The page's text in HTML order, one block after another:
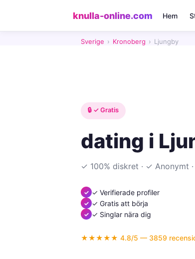
knulla-online.com Hem
Sverige › Kronoberg › Ljungby
🔒 ✓ Gratis
dating i
✓ 100% diskret · ✓ Anonymt
✓ Verifierade profiler
✓ Gratis att börja
✓ Singlar nära dig
★★★★★ 4.8/5 — 3859